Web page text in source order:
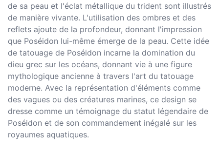
de sa peau et l'éclat métallique du trident sont illustrés
de manière vivante. L'utilisation des ombres et des
reflets ajoute de la profondeur, donnant l'impression
que Poséidon lui-même émerge de la peau. Cette idée
de tatouage de Poséidon incarne la domination du
dieu grec sur les océans, donnant vie à une figure
mythologique ancienne à travers l'art du tatouage
moderne. Avec la représentation d'éléments comme
des vagues ou des créatures marines, ce design se
dresse comme un témoignage du statut légendaire de
Poséidon et de son commandement inégalé sur les
royaumes aquatiques.